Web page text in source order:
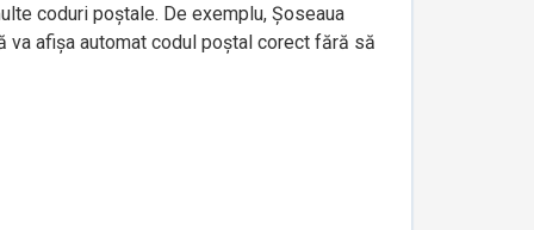
coduri poștale. De exemplu, Șoseaua
va afișa automat codul poștal corect fără să